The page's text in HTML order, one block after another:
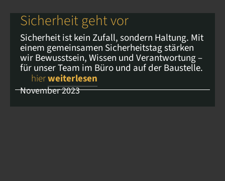
Sicherheit geht vor
Sicherheit ist kein Zufall, sondern Haltung. Mit
einem gemeinsamen Sicherheitstag stärken
wir Bewusstsein, Wissen und Verantwortung –
für unser Team im Büro und auf der Baustelle.
hierweiterlesen
November 2023